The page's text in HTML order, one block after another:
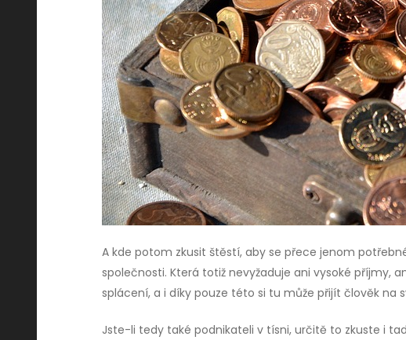
A kde potom zkusit štěstí, aby se přece jenom
společnosti. Která totiž nevyžaduje ani vysoké příjmy,
splácení, a i díky pouze této si tu může přijít člověk na
Jste-li tedy také podnikateli v tísni, určitě to zkuste i